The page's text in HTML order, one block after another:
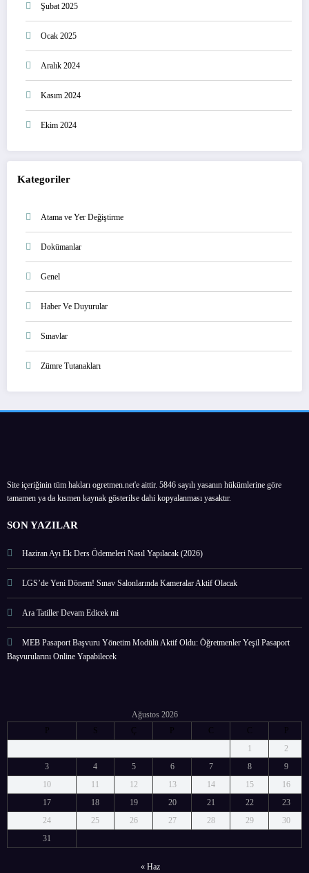
Şubat 2025
Ocak 2025
Aralık 2024
Kasım 2024
Ekim 2024
Kategoriler
Atama ve Yer Değiştirme
Dokümanlar
Genel
Haber Ve Duyurular
Sınavlar
Zümre Tutanakları
Site içeriğinin tüm hakları ogretmen.net'e aittir. 5846 sayılı yasanın hükümlerine göre
tamamen ya da kısmen kaynak gösterilse dahi kopyalanması yasaktır.
SON YAZILAR
Haziran Ayı Ek Ders Ödemeleri Nasıl Yapılacak (2026)
LGS’de Yeni Dönem! Sınav Salonlarında Kameralar Aktif Olacak
Ara Tatiller Devam Edicek mi
MEB Pasaport Başvuru Yönetim Modülü Aktif Oldu: Öğretmenler Yeşil Pasaport
Başvurularını Online Yapabilecek
Ağustos 2026
P
S Ç P C C
P
1
2
3
4 5 6 7 8
9
10
11 12 13 14 15
16
17
18 19 20 21 22
23
24
25 26 27 28 29
30
31
« Haz